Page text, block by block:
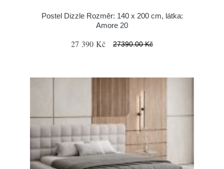
Postel Dizzle Rozměr: 140 x 200 cm, látka:
Amore 20
27 390 Kč 27390.00 Kč